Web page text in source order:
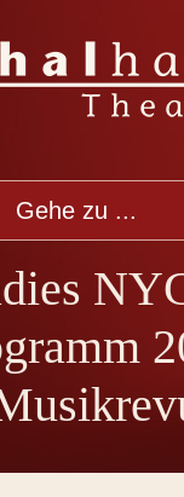
Gehe zu ...